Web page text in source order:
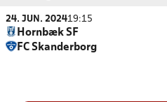
24. JUN. 202419:15
Hornbæk SF
FC Skanderborg